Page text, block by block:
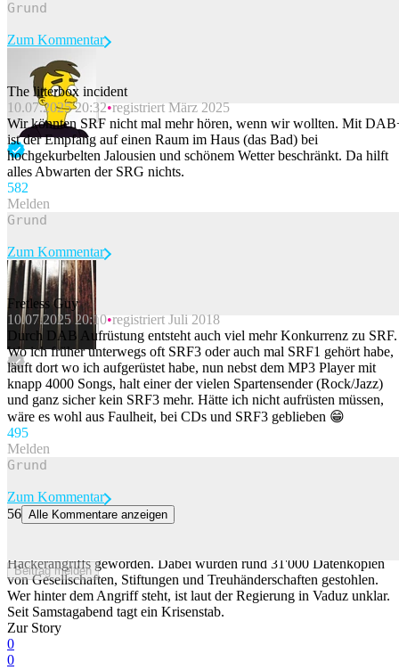
Beitrag melden
Zum Kommentar
The litterbox incident
10.07.2025 20:32 registriert März 2025
Wir könnten SRF nicht mal mehr hören, wenn wir wollten. Mit
ist der Empfang auf einen Raum im Haus (das Bad) bei
hochgekurbelten Jalousien und schönem Wetter beschränkt. Da hilft
alles Abwarten der SRG nichts.
582
Melden
Beitrag melden
Zum Kommentar
Fretless Guy
10.07.2025 20:10 registriert Juli 2018
Durch DAB Aufrüstung entsteht auch viel mehr Konkurrenz zu SRF.
Wo ich früher unterwegs oft SRF3 oder auch mal SRF1 gehört habe,
läuft dort wo ich aufgerüstet habe, nun nebst dem MP3 Player mit
knapp 4000 Songs, halt einer der vielen Spartensender (Rock/Jazz)
und ganz sicher kein SRF3 mehr. Hätte ich nicht aufrüsten müssen,
wäre es wohl aus Faulheit, bei CDs und SRF3 geblieben 😁
495
Melden
Beitrag melden
Zum Kommentar
56 Alle Kommentare anzeigen
Hackerangriffs geworden. Dabei wurden rund 31'000 Datenkopien
von Gesellschaften, Stiftungen und Treuhänderschaften gestohlen.
Wer hinter dem Angriff steht, ist laut der Regierung in Vaduz unklar.
Seit Samstagabend tagt ein Krisenstab.
Zur Story
0
0